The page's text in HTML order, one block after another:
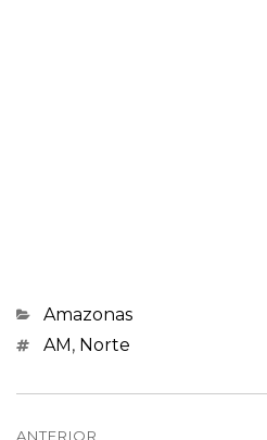
Categorias
Amazonas
Marcações
AM, Norte
ANTERIOR